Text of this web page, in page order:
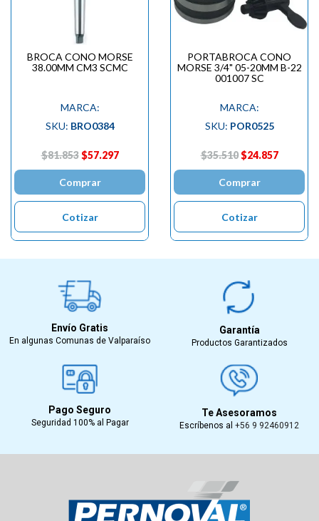
BROCA CONO MORSE
38.00MM CM3 SCMC
MARCA:
SKU: BRO0384
$81.853 $57.297
Comprar
Cotizar
PORTABROCA CONO
MORSE 3/4" 05-20MM B-22
001007 SC
MARCA:
SKU: POR0525
$35.510 $24.857
Comprar
Cotizar
Envío Gratis
En algunas Comunas de Valparaíso
Garantía
Productos Garantizados
Pago Seguro
Seguridad 100% al Pagar
Te Asesoramos
Escríbenos al +56 9 92460912